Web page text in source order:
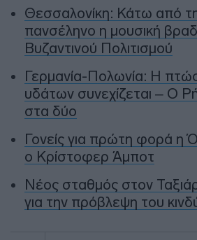
Θεσσαλονίκη: Κάτω από
πανσέληνο η μουσική
Βυζαντινού Πολιτισμού
Γερμανία-Πολωνία: Η
υδάτων συνεχίζεται – Ο
στα δύο
Γονείς για πρώτη φορά η
ο Κρίστοφερ Άμποτ
Νέος σταθμός στον
για την πρόβλεψη του